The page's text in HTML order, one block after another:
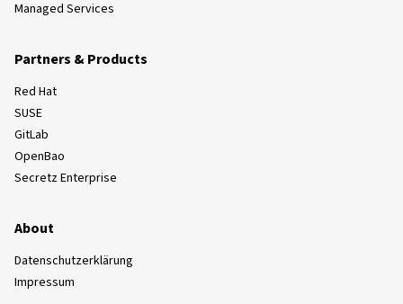
Managed Services
Partners & Products
Red Hat
SUSE
GitLab
OpenBao
Secretz Enterprise
About
Datenschutzerklärung
Impressum